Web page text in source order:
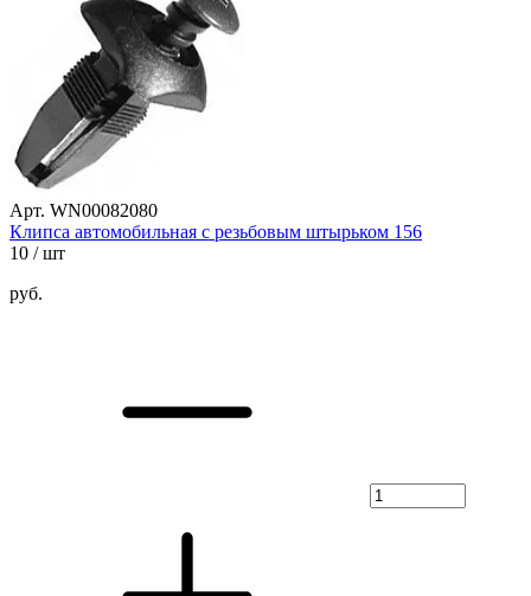
Арт. WN00082080
Клипса автомобильная с резьбовым штырьком 156
10 / шт
руб.